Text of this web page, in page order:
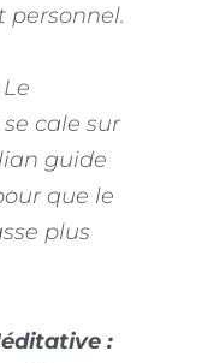
personnel.
cale sur
guide
que le
plus
: